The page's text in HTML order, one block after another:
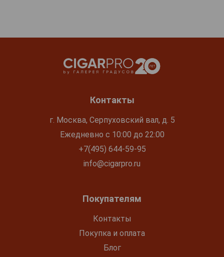
Контакты
г. Москва, Серпуховский вал, д. 5
Ежедневно с 10:00 до 22:00
+7(495) 644-59-95
info@cigarpro.ru
Покупателям
Контакты
Покупка и оплата
Блог